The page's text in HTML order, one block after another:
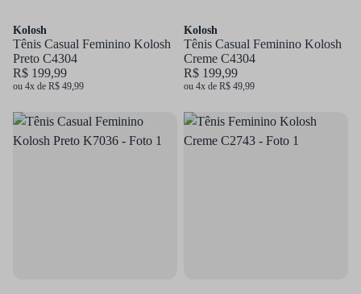
Kolosh
Tênis Casual Feminino Kolosh
Preto C4304
R$ 199,99
ou 4x de R$ 49,99
Kolosh
Tênis Casual Feminino Kolosh
Creme C4304
R$ 199,99
ou 4x de R$ 49,99